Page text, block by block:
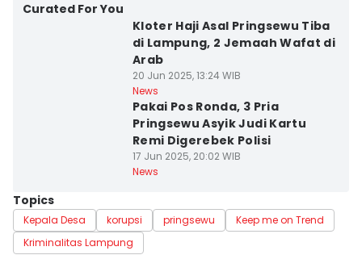
Curated For You
Kloter Haji Asal Pringsewu Tiba
di Lampung, 2 Jemaah Wafat di
Arab
20 Jun 2025, 13:24 WIB
News
Pakai Pos Ronda, 3 Pria
Pringsewu Asyik Judi Kartu
Remi Digerebek Polisi
17 Jun 2025, 20:02 WIB
News
Topics
Kepala Desa korupsi pringsewu
Keep me on Trend
Kriminalitas Lampung